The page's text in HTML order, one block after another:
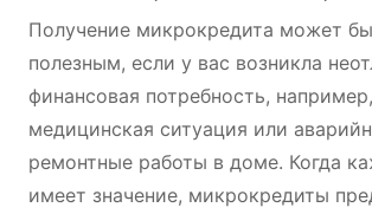
Получение микрокредита может
полезным, если у вас возникла
финансовая потребность,
медицинская ситуация или
ремонтные работы в доме. Когда
имеет значение, микрокредиты